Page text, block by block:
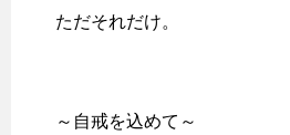
ただそれだけ。
～自戒を込めて～